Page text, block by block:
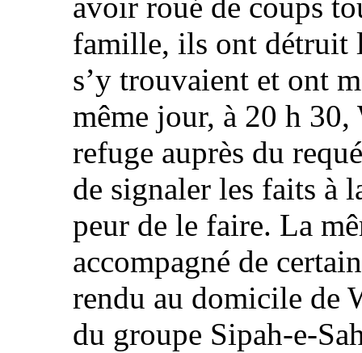
avoir roué de coups
famille, ils ont détruit
s’y trouvaient et ont
même jour, à 20 h 30,
refuge auprès du
de signaler les faits à
peur de le faire. La
accompagné de
rendu au domicile de
du groupe